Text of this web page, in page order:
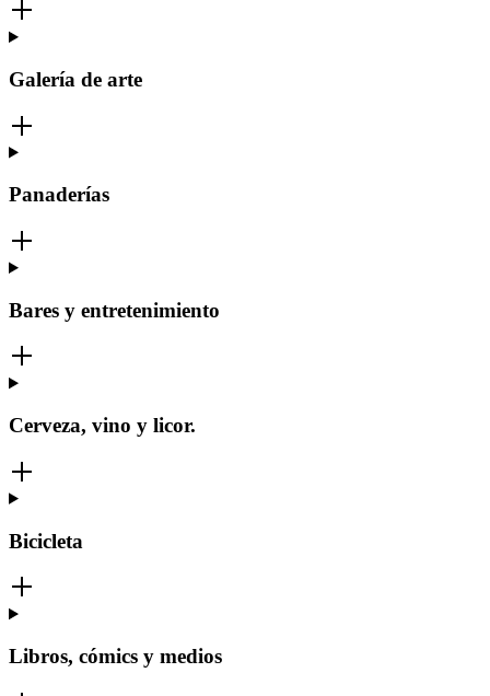
Galería de arte
Panaderías
Bares y entretenimiento
Cerveza, vino y licor.
Bicicleta
Libros, cómics y medios